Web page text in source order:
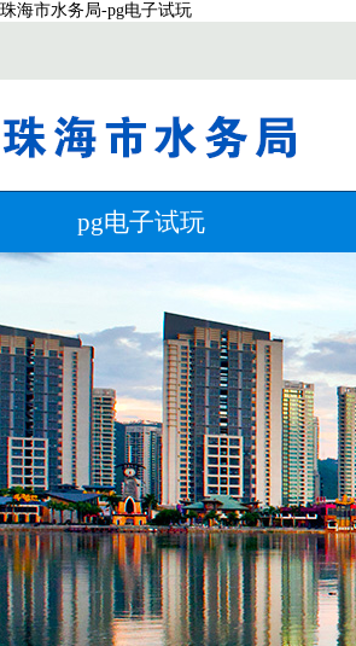
珠海市水务局-pg电子试玩
pg电子试玩